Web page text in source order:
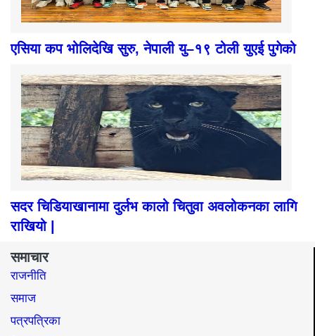
एसिया कप भोलिदेखि सुरु, नेपाली यु–१९ टोली युएई पुगेको
सदर चिडियाखानामा दुर्लभ कालो चितुवा अवलोकनका लागि
राखियो |
समाचार
राजनीति
समाज​
पत्रपत्रिका